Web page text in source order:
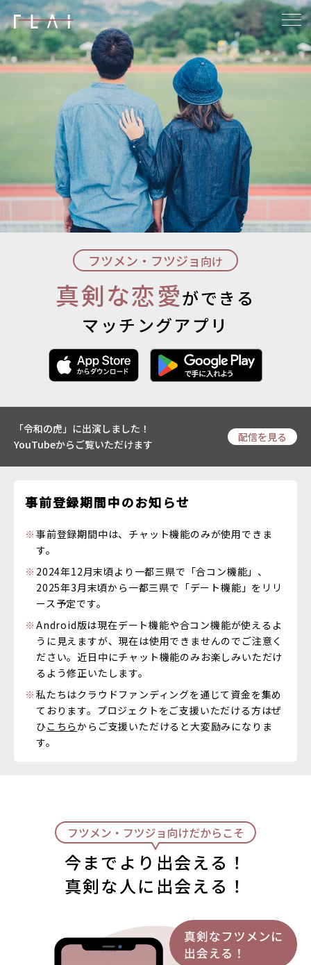
フツメン・フツジョ 向け
真剣な恋愛ができる
マッチングアプリ
「令和の虎」に出演しました！
YouTubeからご覧いただけます
配信を見る
事前登録期間中のお知らせ
事前登録期間中は、チャット機能のみが使用できま
す。
2024年12月末頃より一都三県で「合コン機能」、
2025年3月末頃から一都三県で「デート機能」をリリ
ース予定です。
Android版は現在デート機能や合コン機能が使えるよ
うに見えますが、現在は使用できませんのでご注意く
ださい。近日中にチャット機能のみお楽しみいただけ
るよう修正いたします。
私たちはクラウドファンディングを通じて資金を集め
ております。プロジェクトをご支援いただける方はぜ
ひ こちらからご支援いただけると大変励みになりま
す。
今までより出会える！
真剣な人に出会える！